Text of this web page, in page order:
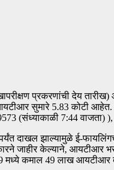
प्रकरणांची देय
सुमारे 5.83 कोटी आहेत.
(संध्याकाळी 7:44
दाखल झाल्यामुळे ई-
जाहीर केल्याने,
कमाल 49 लाख